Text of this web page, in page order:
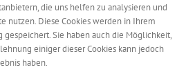
die uns helfen zu analysieren und
nutzen. Diese Cookies werden in Ihrem
Sie haben auch die Möglichkeit,
einiger dieser Cookies kann jedoch
haben.